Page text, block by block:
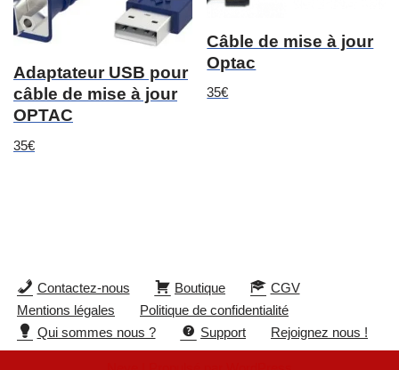
Adaptateur USB pour
câble de mise à jour
OPTAC
35€
Câble de mise à jour
Optac
35€
Contactez-nous Boutique
CGV
Mentions légales
Politique de confidentialité
Qui sommes nous ?
Support Rejoignez nous !